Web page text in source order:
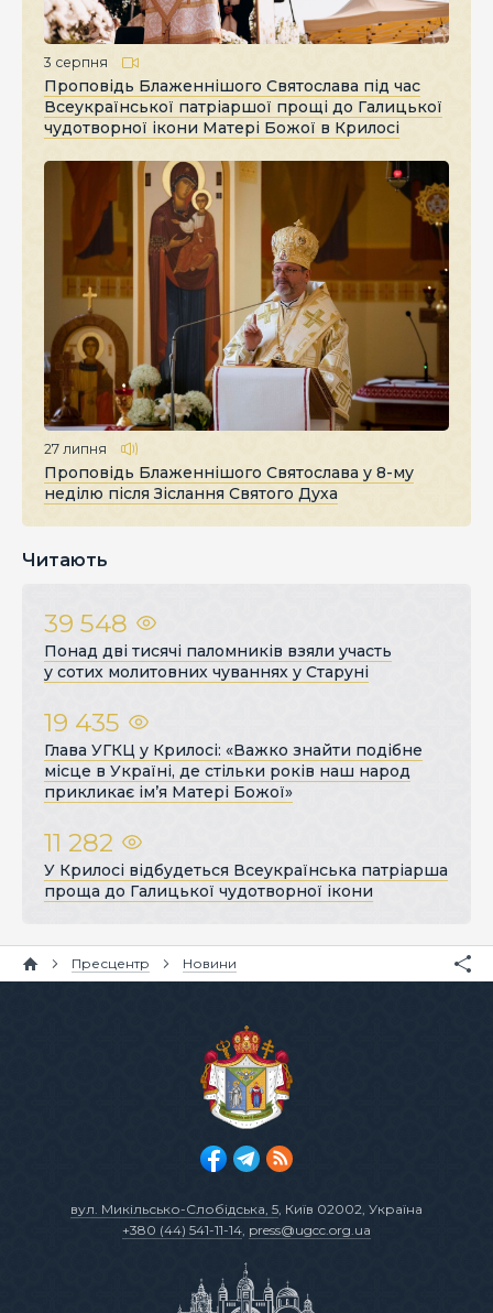
3 серпня
Проповідь Блаженнішого Святослава під час
Всеукраїнської патріаршої прощі до Галицької
чудотворної ікони Матері Божої в Крилосі
27 липня
Проповідь Блаженнішого Святослава у 8-му
неділю після Зіслання Святого Духа
Читають
39 548
Понад дві тисячі паломників взяли участь
у сотих молитовних чуваннях у Старуні
19 435
Глава УГКЦ у Крилосі: «Важко знайти подібне
місце в Україні, де стільки років наш народ
прикликає ім’я Матері Божої»
11 282
У Крилосі відбудеться Всеукраїнська патріарша
проща до Галицької чудотворної ікони
Пресцентр Новини
вул. Микільсько-Слобідська, 5, Київ 02002, Україна
+380 (44) 541-11-14, press@ugcc.org.ua